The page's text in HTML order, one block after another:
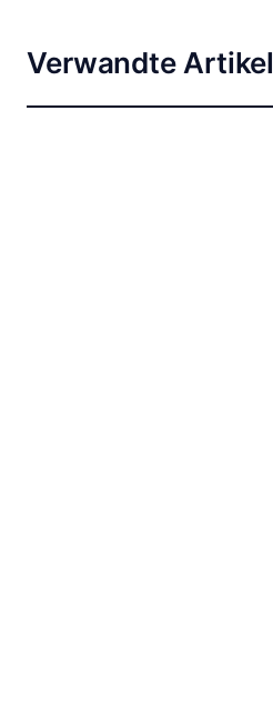
Verwandte Artikel